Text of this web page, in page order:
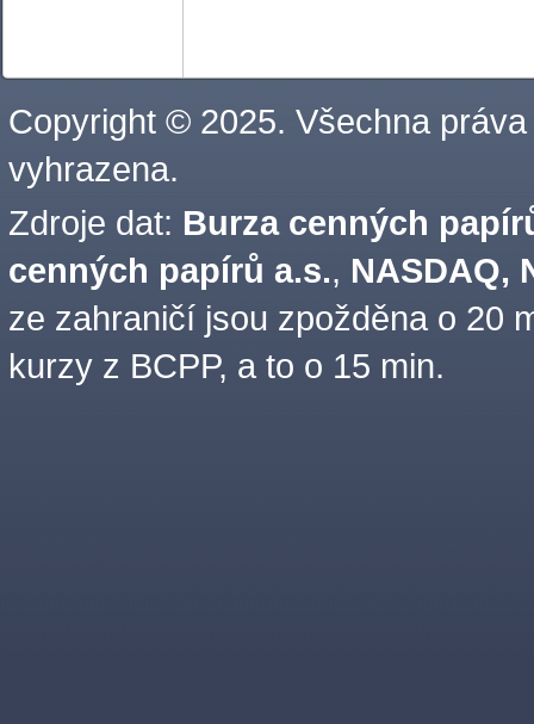
Copyright © 2025. Všechna práva
vyhrazena.
Zdroje dat: Burza cenných
cenných papírů a.s., NASDAQ,
ze zahraničí jsou zpožděna o 20
kurzy z BCPP, a to o 15 min.